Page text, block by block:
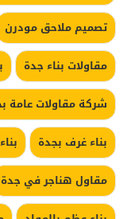
تصميم ملاحق مودرن
مقاولات بناء جدة
شركة مقاولات عامة
بناء غرف بجدة
مقاول هناجر في جدة